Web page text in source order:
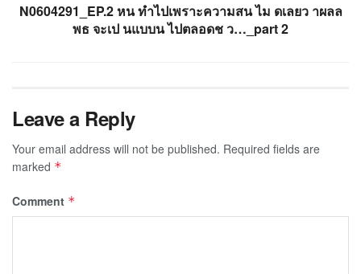
N0604291_EP.2 หน ทำไปเพราะความสน ไม ดเลยว าผลล
พธ จะเป นแบบน ไปตลอดช ว…_part 2
Leave a Reply
Your email address will not be published. Required fields are
marked *
Comment *